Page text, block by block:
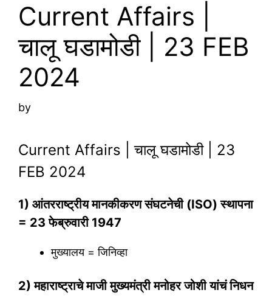
Current Affairs |
चालू घडामोडी | 23 FEB
2024
by
Current Affairs | चालू घडामोडी | 23
FEB 2024
1) आंतरराष्ट्रीय मानकीकरण संघटनेची (ISO) स्थापना
= 23 फेब्रुवारी 1947
मुख्यालय = जिनिव्हा
2) महाराष्ट्राचे माजी मुख्यमंत्री मनोहर जोशी यांचं निधन